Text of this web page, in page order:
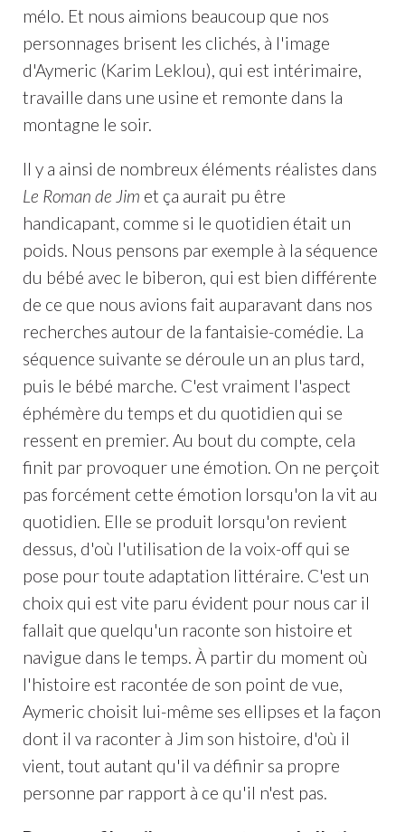
mélo. Et nous aimions beaucoup que nos
personnages brisent les clichés, à l'image
d'Aymeric (Karim Leklou), qui est intérimaire,
travaille dans une usine et remonte dans la
montagne le soir.
Il y a ainsi de nombreux éléments réalistes dans
Le Roman de Jim et ça aurait pu être
handicapant, comme si le quotidien était un
poids. Nous pensons par exemple à la séquence
du bébé avec le biberon, qui est bien différente
de ce que nous avions fait auparavant dans nos
recherches autour de la fantaisie-comédie. La
séquence suivante se déroule un an plus tard,
puis le bébé marche. C'est vraiment l'aspect
éphémère du temps et du quotidien qui se
ressent en premier. Au bout du compte, cela
finit par provoquer une émotion. On ne perçoit
pas forcément cette émotion lorsqu'on la vit au
quotidien. Elle se produit lorsqu'on revient
dessus, d'où l'utilisation de la voix-off qui se
pose pour toute adaptation littéraire. C'est un
choix qui est vite paru évident pour nous car il
fallait que quelqu'un raconte son histoire et
navigue dans le temps. À partir du moment où
l'histoire est racontée de son point de vue,
Aymeric choisit lui-même ses ellipses et la façon
dont il va raconter à Jim son histoire, d'où il
vient, tout autant qu'il va définir sa propre
personne par rapport à ce qu'il n'est pas.